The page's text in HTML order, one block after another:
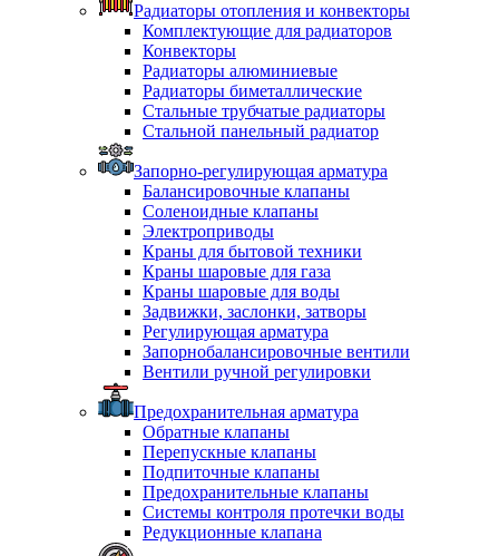
Радиаторы отопления и конвекторы
Комплектующие для радиаторов
Конвекторы
Радиаторы алюминиевые
Радиаторы биметаллические
Стальные трубчатые радиаторы
Стальной панельный радиатор
Запорно-регулирующая арматура
Балансировочные клапаны
Соленоидные клапаны
Электроприводы
Краны для бытовой техники
Краны шаровые для газа
Краны шаровые для воды
Задвижки, заслонки, затворы
Регулирующая арматура
Запорнобалансировочные вентили
Вентили ручной регулировки
Предохранительная арматура
Обратные клапаны
Перепускные клапаны
Подпиточные клапаны
Предохранительные клапаны
Системы контроля протечки воды
Редукционные клапана